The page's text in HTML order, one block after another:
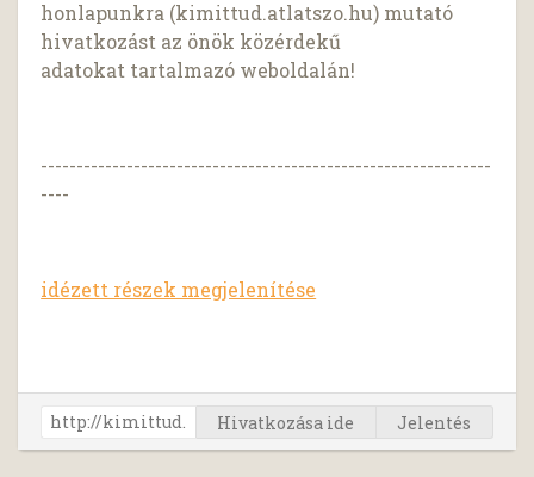
honlapunkra (kimittud.atlatszo.hu) mutató
hivatkozást az önök közérdekű
adatokat tartalmazó weboldalán!
---------------------------------------------------------------
----
idézett részek megjelenítése
Hivatkozása ide Jelentés